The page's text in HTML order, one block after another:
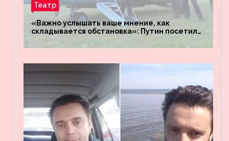
Театр
«Важно услышать ваше мнение, как
складывается обстановка»: Путин посетил
«Восток»